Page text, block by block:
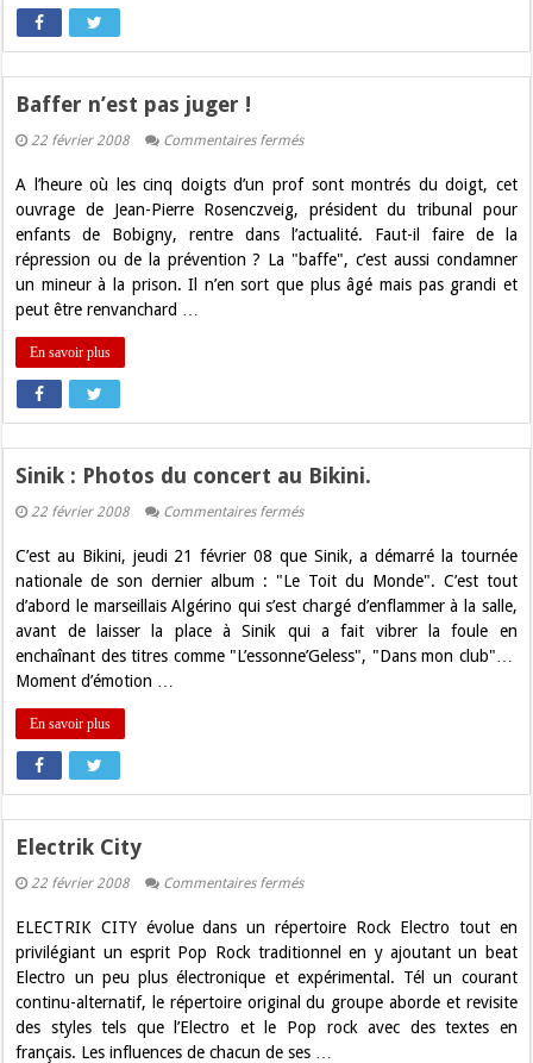
Baffer n’est pas juger !
22 février 2008 Commentaires ferméssur
pas
juger
A l’heure où les cinq doigts d’un prof sont montrés du doigt, cet
ouvrage de Jean-Pierre Rosenczveig, président du tribunal pour
enfants de Bobigny, rentre dans l’actualité. Faut-il faire de la
répression ou de la prévention ? La "baffe", c’est aussi condamner
un mineur à la prison. Il n’en sort que plus âgé mais pas grandi et
peut être renvanchard …
En savoir plus
Sinik : Photos du concert au Bikini.
22 février 2008 Commentaires ferméssur
Photos
du
au
Bikini.
C’est au Bikini, jeudi 21 février 08 que Sinik, a démarré la tournée
nationale de son dernier album : "Le Toit du Monde". C’est tout
d’abord le marseillais Algérino qui s’est chargé d’enflammer à la salle,
avant de laisser la place à Sinik qui a fait vibrer la foule en
enchaînant des titres comme "L’essonne’Geless", "Dans mon club"…
Moment d’émotion …
En savoir plus
Electrik City
22 février 2008 Commentaires ferméssur
ELECTRIK CITY évolue dans un répertoire Rock Electro tout en
privilégiant un esprit Pop Rock traditionnel en y ajoutant un beat
Electro un peu plus électronique et expérimental. Tél un courant
continu-alternatif, le répertoire original du groupe aborde et revisite
des styles tels que l’Electro et le Pop rock avec des textes en
français. Les influences de chacun de ses …